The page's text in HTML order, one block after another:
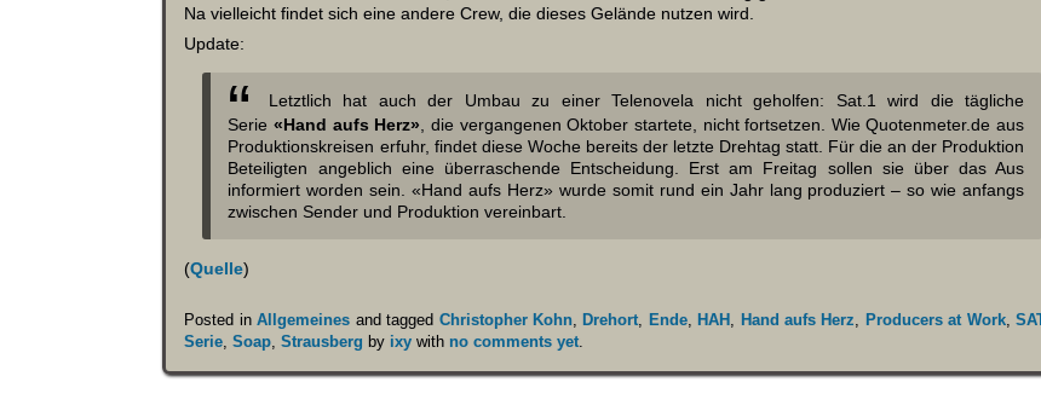
Na vielleicht findet sich eine andere Crew, die dieses Gelände nutzen wird.
Update:
Letztlich hat auch der Umbau zu einer Telenovela nicht geholfen: Sat.1 wird die tägliche
Serie«Hand aufs Herz» , die vergangenen Oktober startete, nicht fortsetzen. Wie Quotenmeter.de aus
Produktionskreisen erfuhr, findet diese Woche bereits der letzte Drehtag statt. Für die an der Produktion
Beteiligten angeblich eine überraschende Entscheidung. Erst am Freitag sollen sie über das Aus
informiert worden sein. «Hand aufs Herz» wurde somit rund ein Jahr lang produziert – so wie anfangs
zwischen Sender und Produktion vereinbart.
(Quelle)
Posted inAllgemeines and tagged Christopher Kohn, Drehort Ende, HAH Hand aufs Herz Producers at Work,
Serie ,Soap ,Strausberg by ixy withno comments yet